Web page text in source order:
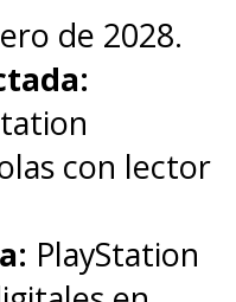
de 2028.
con lector
PlayStation